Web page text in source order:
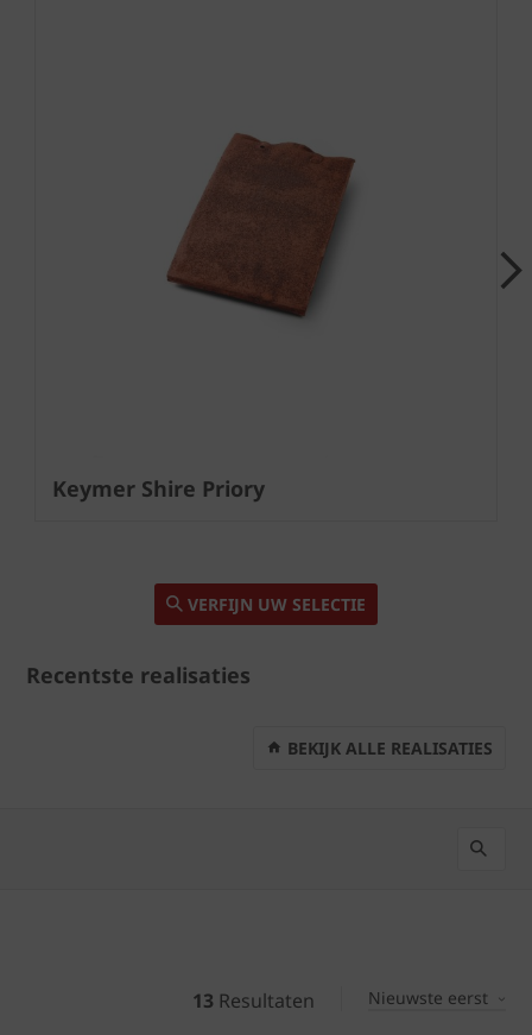
Keymer Shire Priory
VERFIJN UW SELECTIE
Recentste realisaties
BEKIJK ALLE REALISATIES
13 Resultaten Nieuwste eerst